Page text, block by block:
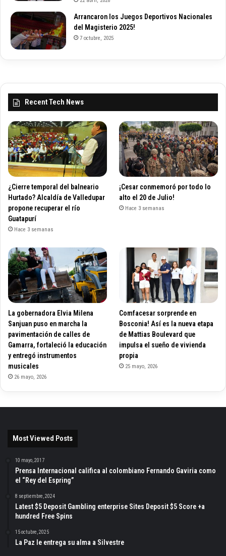
Arrancaron los Juegos Deportivos Nacionales
del Magisterio 2025!
7 octubre, 2025
Recent Tech News
¿Cierre temporal del balneario
Hurtado? Alcaldía de Valledupar
propone recuperar el río
Guatapurí
Hace 3 semanas
¡Cesar conmemoró por todo lo
alto el 20 de Julio!
Hace 3 semanas
La gobernadora Elvia Milena
Sanjuan puso en marcha la
pavimentación de calles de
Gamarra, fortaleció la educación
y entregó instrumentos
musicales
26 mayo, 2026
Comfacesar sorprende en
Bosconia! Así es la nueva etapa
de Mattias Boulevard que
impulsa el sueño de vivienda
propia
25 mayo, 2026
Most Viewed Posts
10 mayo, 2017
Prensa Internacional califica al colombiano Fernando Gaviria como
el “Rey del Espring”
8 septiembre, 2024
Latest $5 Deposit Gambling enterprise Sites Deposit $5 Score +a
hundred Free Spins
15 octubre, 2025
La Paz le entrega su alma a Silvestre